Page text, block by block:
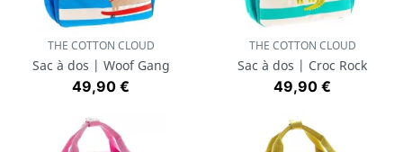
THE COTTON CLOUD
Sac à dos | Woof Gang
Prix
49,90 €
THE COTTON CLOUD
Sac à dos | Croc Rock
Prix
49,90 €